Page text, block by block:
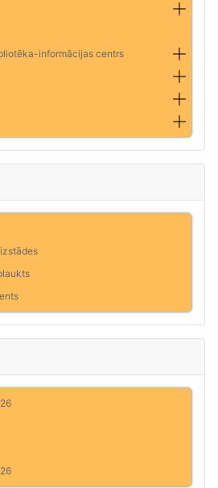
informācijas centrs